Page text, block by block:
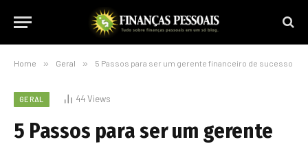
Home » Geral » 5 Passos para ser um gerente financeiro de sucesso
GERAL 44Views
5 Passos para ser um gerente